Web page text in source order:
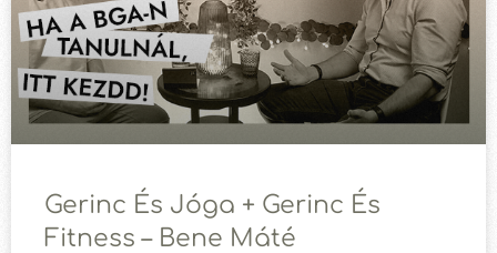
Gerinc És Jóga + Gerinc És
Fitness – Bene Máté